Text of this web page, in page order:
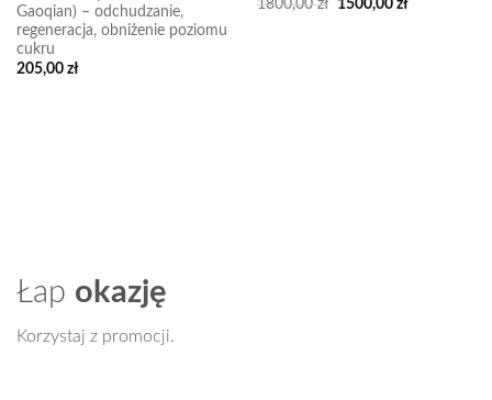
Gaoqian) – odchudzanie,
regeneracja, obniżenie poziomu
cukru
205,00 zł
1800,00zł
Pierwotna
1500,00 złAktualna
Łap okazję
Korzystaj z promocji.